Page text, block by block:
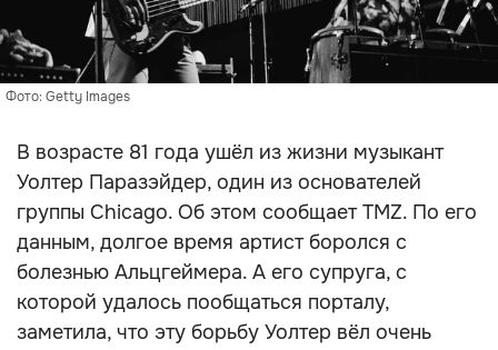
Фото: Getty Images
В возрасте 81 года ушёл из жизни музыкант
Уолтер Паразэйдер, один из основателей
группы Chicago. Об этом сообщает TMZ. По его
данным, долгое время артист боролся с
болезнью Альцгеймера. А его супруга, с
которой удалось пообщаться порталу,
заметила, что эту борьбу Уолтер вёл очень